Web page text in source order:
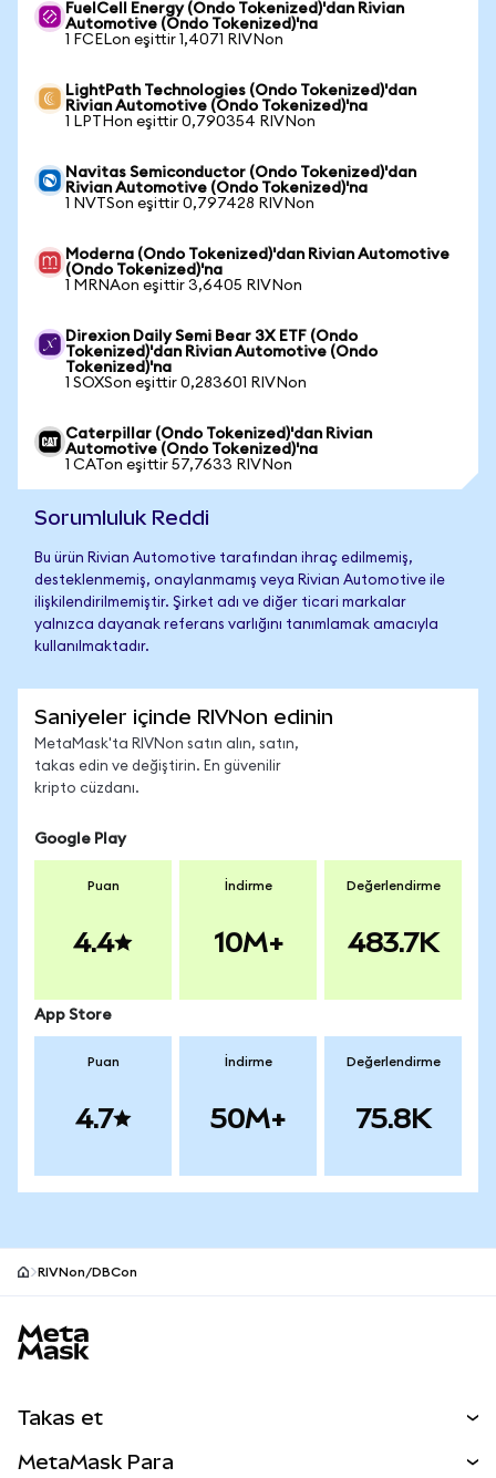
FuelCell Energy (Ondo Tokenized)'dan Rivian
Automotive (Ondo Tokenized)'na
1 FCELon eşittir 1,4071 RIVNon
LightPath Technologies (Ondo Tokenized)'dan
Rivian Automotive (Ondo Tokenized)'na
1 LPTHon eşittir 0,790354 RIVNon
Navitas Semiconductor (Ondo Tokenized)'dan
Rivian Automotive (Ondo Tokenized)'na
1 NVTSon eşittir 0,797428 RIVNon
Moderna (Ondo Tokenized)'dan Rivian Automotive
(Ondo Tokenized)'na
1 MRNAon eşittir 3,6405 RIVNon
Direxion Daily Semi Bear 3X ETF (Ondo
Tokenized)'dan Rivian Automotive (Ondo
Tokenized)'na
1 SOXSon eşittir 0,283601 RIVNon
Caterpillar (Ondo Tokenized)'dan Rivian
Automotive (Ondo Tokenized)'na
1 CATon eşittir 57,7633 RIVNon
Sorumluluk Reddi
Bu ürün Rivian Automotive tarafından ihraç edilmemiş,
desteklenmemiş, onaylanmamış veya Rivian Automotive ile
ilişkilendirilmemiştir. Şirket adı ve diğer ticari markalar
yalnızca dayanak referans varlığını tanımlamak amacıyla
kullanılmaktadır.
Saniyeler içinde RIVNon edinin
MetaMask'ta RIVNon satın alın, satın,
takas edin ve değiştirin. En güvenilir
kripto cüzdanı.
Google Play
Puan
4.4
İndirme
10M+
Değerlendirme
483.7K
App Store
Puan
4.7
İndirme
50M+
Değerlendirme
75.8K
RIVNon/DBCon
Takas et
MetaMask Para